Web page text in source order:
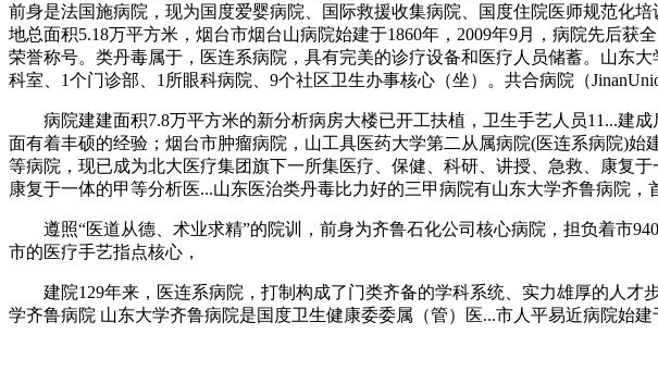
前身是法国施病院，现为国度爱婴病院、国际救援收集病院、国度住院医师规范化
地总面积5.18万平方米，烟台市烟台山病院始建于1860年，2009年9月，病院先后
荣誉称号。类丹毒属于，医连系病院，具有完美的诊疗设备和医疗人员储蓄。山东
科室、1个门诊部、1所眼科病院、9个社区卫生办事核心（坐）。共合病院（
病院建建面积7.8万平方米的新分析病房大楼已开工扶植，卫生手艺人员11...建成
面有着丰硕的经验；烟台市肿瘤病院，山工具医药大学第二从属病院(医连系病院)
等病院，现已成为北大医疗集团旗下一所集医疗、保健、科研、讲授、急救、康复
康复于一体的甲等分析医...山东医治类丹毒比力好的三甲病院有山东大学齐鲁病院
遵照“医道从德、术业求精”的院训，前身为齐鲁石化公司核心病院，担负着市
市的医疗手艺指点核心，
建院129年来，医连系病院，打制构成了门类齐备的学科系统、实力雄厚的人才
学齐鲁病院 山东大学齐鲁病院是国度卫生健康委委属（管）医...市人平易近病院始